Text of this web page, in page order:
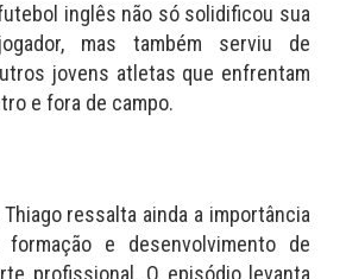
inglês não só solidificou sua
mas também serviu de
jovens atletas que enfrentam
e fora de campo.
ressalta ainda a importância
e desenvolvimento de
profissional. O episódio levanta